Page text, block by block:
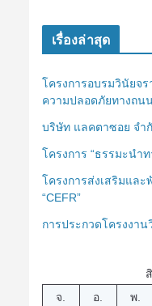
เรื่องล่าสุด
โครงการอบรมวินัยจ
ความปลอดภัยทางถน
บริษัท แลคตาซอย จำ
โครงการ “ธรรมะนำ
โครงการส่งเสริมแล
“CEFR”
การประกวดโครงงา
จ.
อ. พ.